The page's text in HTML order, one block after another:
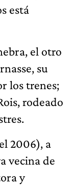
está
el otro
su
los trenes;
rodeado
2006), a
vecina de
y